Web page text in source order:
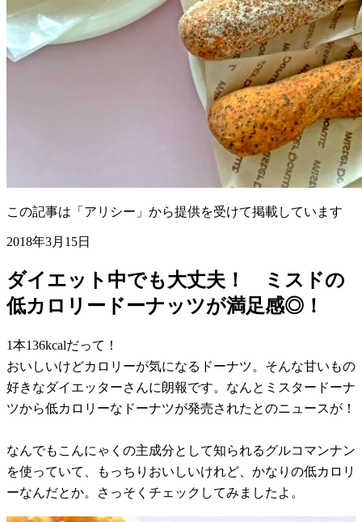
この記事は「アリシー」から提供を受けて掲載しています
2018年3月15日
ダイエット中でも大丈夫！ ミスドの
低カロリードーナッツが満足感◎！
1本136kcalだって！
おいしいけどカロリーが気になるドーナツ。そんな甘いもの
好きなダイエッターさんに朗報です。なんとミスタードーナ
ツから低カロリーなドーナツが発売されたとのニュースが！
なんでもこんにゃくの主成分として知られるグルコマンナン
を使っていて、もっちりおいしいけれど、かなりの低カロリ
ーなんだとか。さっそくチェックしてみましたよ。